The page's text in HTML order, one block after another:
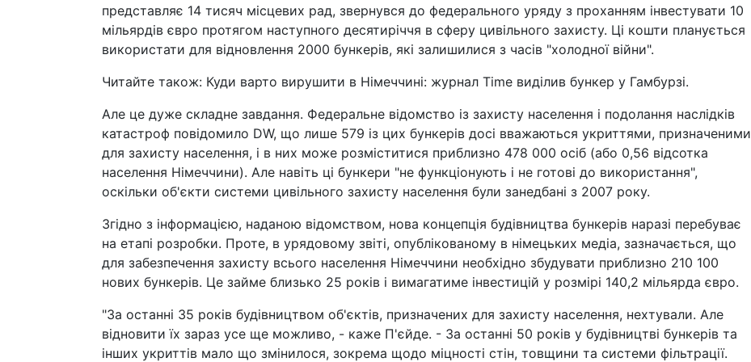
представляє 14 тисяч місцевих рад, звернувся до федерального уряду з проханням інвестувати 10
мільярдів євро протягом наступного десятиріччя в сферу цивільного захисту. Ці кошти планується
використати для відновлення 2000 бункерів, які залишилися з часів "холодної війни".
Читайте також: Куди варто вирушити в Німеччині: журнал Time виділив бункер у Гамбурзі.
Але це дуже складне завдання. Федеральне відомство із захисту населення і подолання наслідків
катастроф повідомило DW, що лише 579 із цих бункерів досі вважаються укриттями, призначеними
для захисту населення, і в них може розміститися приблизно 478 000 осіб (або 0,56 відсотка
населення Німеччини). Але навіть ці бункери "не функціонують і не готові до використання",
оскільки об'єкти системи цивільного захисту населення були занедбані з 2007 року.
Згідно з інформацією, наданою відомством, нова концепція будівництва бункерів наразі перебуває
на етапі розробки. Проте, в урядовому звіті, опублікованому в німецьких медіа, зазначається, що
для забезпечення захисту всього населення Німеччини необхідно збудувати приблизно 210 100
нових бункерів. Це займе близько 25 років і вимагатиме інвестицій у розмірі 140,2 мільярда євро.
"За останні 35 років будівництвом об'єктів, призначених для захисту населення, нехтували. Але
відновити їх зараз усе ще можливо, - каже П'єйде. - За останні 50 років у будівництві бункерів та
інших укриттів мало що змінилося, зокрема щодо міцності стін, товщини та системи фільтрації.